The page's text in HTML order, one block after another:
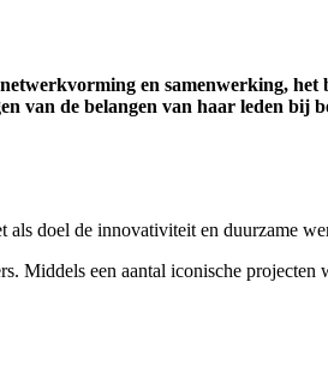
en samenwerking, het
van de belangen van haar leden bij
doel de innovativiteit en duurzame
Middels een aantal iconische projecten